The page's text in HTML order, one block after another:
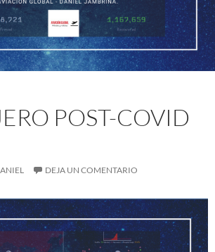
POST-COVID
DEJA UN COMENTARIO